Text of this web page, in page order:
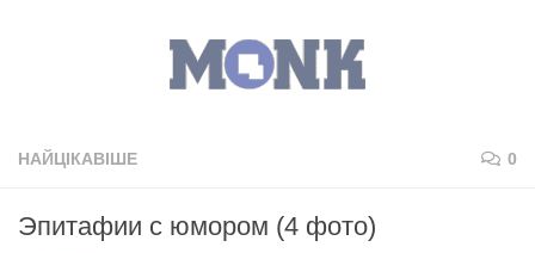
НАЙЦІКАВІШЕ 0
Эпитафии с юмором (4 фото)